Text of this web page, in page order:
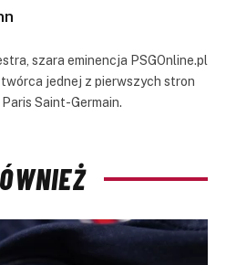
szara eminencja PSGOnline.pl
twórca jednej z pierwszych stron
Saint-Germain.